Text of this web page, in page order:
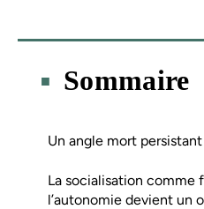
Sommaire
Un angle mort
La socialisation comme
l’autonomie devient un